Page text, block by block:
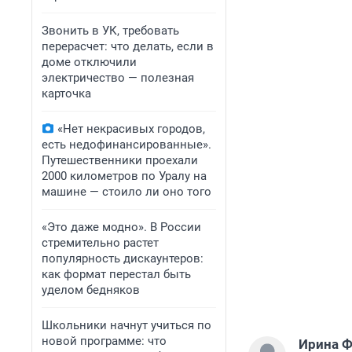
Звонить в УК, требовать
перерасчет: что делать, если в
доме отключили
электричество — полезная
карточка
«Нет некрасивых городов,
есть недофинансированные».
Путешественники проехали
2000 километров по Уралу на
машине — стоило ли оно того
«Это даже модно». В России
стремительно растет
популярность дискаунтеров:
как формат перестал быть
уделом бедняков
Школьники начнут учиться по
новой программе: что
Ирина